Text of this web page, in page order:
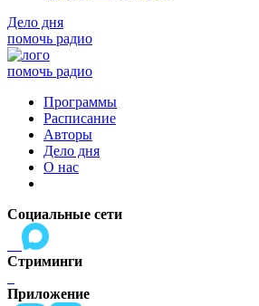
Дело дня
помочь радио
помочь радио
Программы
Расписание
Авторы
Дело дня
О нас
Социальные сети
Стриминги
Приложение